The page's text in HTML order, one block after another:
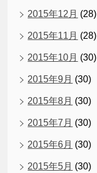
2015年12月 (28)
2015年11月 (28)
2015年10月 (30)
2015年9月 (30)
2015年8月 (30)
2015年7月 (30)
2015年6月 (30)
2015年5月 (30)